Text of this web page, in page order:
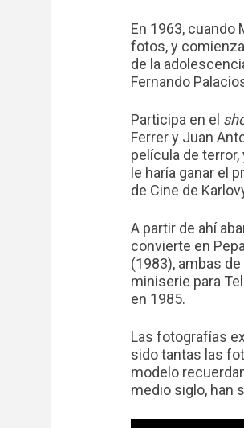
En 1963, cuando
fotos, y
de la
Fernando
Participa en el
Ferrer y Juan
película de
le haría ganar el
de Cine de
A partir de ahí
convierte en
(1983), ambas de
miniserie para
en 1985.
Las fotografías
sido tantas las
modelo
medio siglo, han